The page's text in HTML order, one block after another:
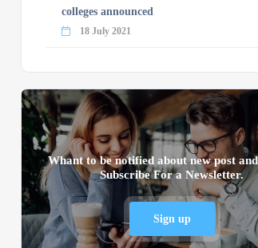
colleges announced
18 July 2021
Whant to be notified about new post
Subscribe For a Newsletter.
Sign up